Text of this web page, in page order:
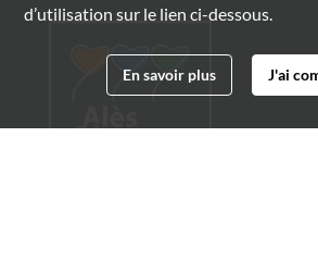
d’utilisation sur le lien ci-dessous.
En savoir plus J'ai